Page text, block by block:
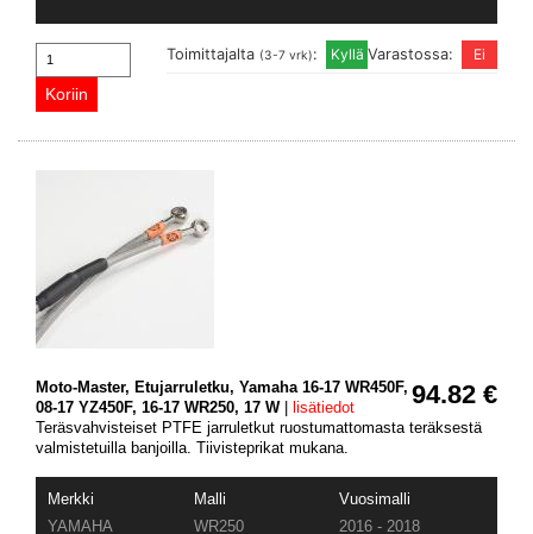
Varastossa:
Toimittajalta (3-7 vrk):
94.82 €
Moto-Master, Etujarruletku, Yamaha 16-17 WR450F,
08-17 YZ450F, 16-17 WR250, 17 W| lisätiedot
Teräsvahvisteiset PTFE jarruletkut ruostumattomasta teräksestä
valmistetuilla banjoilla. Tiivisteprikat mukana.
Merkki Malli
Vuosimalli
YAMAHA
WR250
2016 - 2018